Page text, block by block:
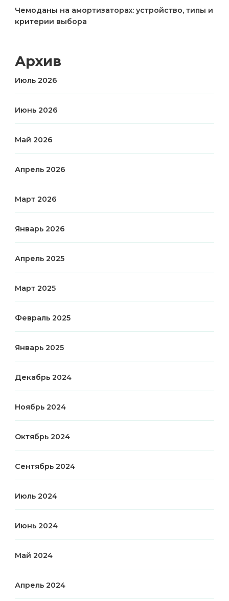
Чемоданы на амортизаторах: устройство, типы и
критерии выбора
Архив
Июль 2026
Июнь 2026
Май 2026
Апрель 2026
Март 2026
Январь 2026
Апрель 2025
Март 2025
Февраль 2025
Январь 2025
Декабрь 2024
Ноябрь 2024
Октябрь 2024
Сентябрь 2024
Июль 2024
Июнь 2024
Май 2024
Апрель 2024